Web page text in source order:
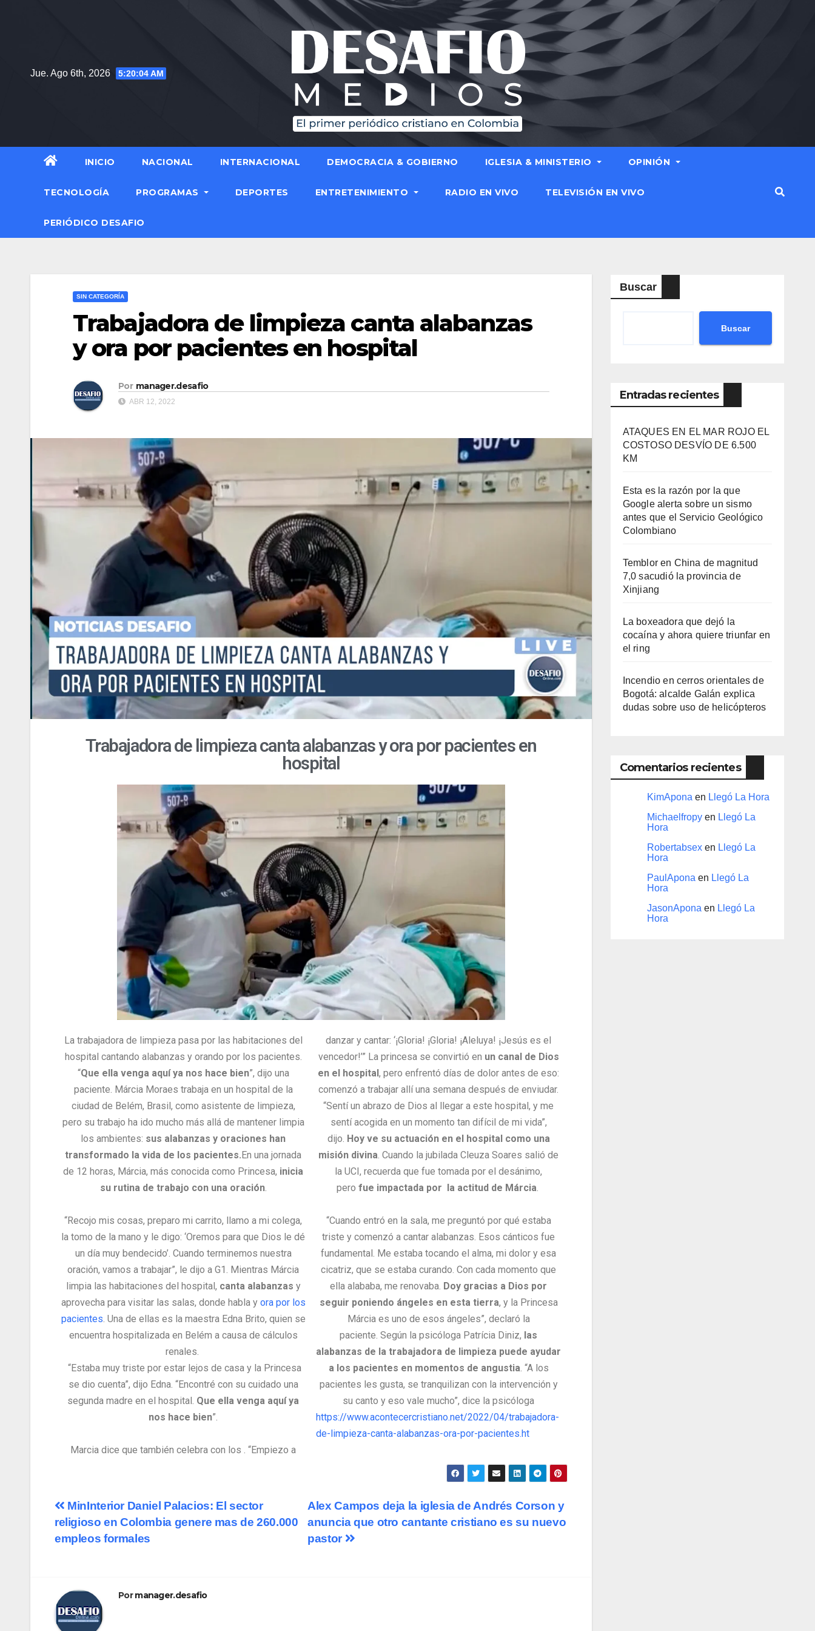
Jue. Ago 6th, 2026 5:20:05 AM
INICIO NACIONAL INTERNACIONAL DEMOCRACIA & GOBIERNO IGLESIA & MINISTERIO OPINIÓN
TECNOLOGÍA PROGRAMAS DEPORTES ENTRETENIMIENTO RADIO EN VIVO TELEVISIÓN EN VIVO
PERIÓDICO DESAFIO
SIN CATEGORÍA
Trabajadora de limpieza canta alabanzas
y ora por pacientes en hospital
Por manager.desafio
ABR 12, 2022
Trabajadora de limpieza canta alabanzas y ora por pacientes en
hospital
La trabajadora de limpieza pasa por las habitaciones del
hospital cantando alabanzas y orando por los pacientes.
“Que ella venga aquí ya nos hace bien”, dijo una
paciente. Márcia Moraes trabaja en un hospital de la
ciudad de Belém, Brasil, como asistente de limpieza,
pero su trabajo ha ido mucho más allá de mantener limpia
los ambientes: sus alabanzas y oraciones han
transformado la vida de los pacientes. En una jornada
de 12 horas, Márcia, más conocida como Princesa, inicia
su rutina de trabajo con una oración.
“Recojo mis cosas, preparo mi carrito, llamo a mi colega,
la tomo de la mano y le digo: ‘Oremos para que Dios le dé
un día muy bendecido’. Cuando terminemos nuestra
oración, vamos a trabajar”, le dijo a G1. Mientras Márcia
limpia las habitaciones del hospital, canta alabanzas y
aprovecha para visitar las salas, donde habla y ora por los
pacientes. Una de ellas es la maestra Edna Brito, quien se
encuentra hospitalizada en Belém a causa de cálculos
renales.
“Estaba muy triste por estar lejos de casa y la Princesa
se dio cuenta”, dijo Edna. “Encontré con su cuidado una
segunda madre en el hospital. Que ella venga aquí ya
nos hace bien”.
Marcia dice que también celebra con los. “Empiezo a
danzar y cantar: ‘¡Gloria! ¡Gloria! ¡Aleluya! ¡Jesús es el
vencedor!’” La princesa se convirtió en un canal de Dios
en el hospital, pero enfrentó días de dolor antes de eso:
comenzó a trabajar allí una semana después de enviudar.
“Sentí un abrazo de Dios al llegar a este hospital, y me
sentí acogida en un momento tan difícil de mi vida”,
dijo. Hoy ve su actuación en el hospital como una
misión divina. Cuando la jubilada Cleuza Soares salió de
la UCI, recuerda que fue tomada por el desánimo,
pero fue impactada por la actitud de Márcia.
“Cuando entró en la sala, me preguntó por qué estaba
triste y comenzó a cantar alabanzas. Esos cánticos fue
fundamental. Me estaba tocando el alma, mi dolor y esa
cicatriz, que se estaba curando. Con cada momento que
ella alababa, me renovaba. Doy gracias a Dios por
seguir poniendo ángeles en esta tierra, y la Princesa
Márcia es uno de esos ángeles”, declaró la
paciente.Según la psicóloga Patrícia Diniz, las
alabanzas de la trabajadora de limpieza puede ayudar
a los pacientes en momentos de angustia. “A los
pacientes les gusta, se tranquilizan con la intervención y
su canto y eso vale mucho”, dice la psicóloga
https://www.acontecercristiano.net/2022/04/trabajadora-
de-limpieza-canta-alabanzas-ora-por-pacientes.ht
Alex Campos deja la iglesia de Andrés Corson y
anuncia que otro cantante cristiano es su nuevo
pastor
MinInterior Daniel Palacios: El sector
religioso en Colombia genere mas de 260.000
empleos formales
Pormanager.desafio
Buscar
Buscar
Entradas recientes
ATAQUES EN EL MAR ROJO EL
COSTOSO DESVÍO DE 6.500
KM
Esta es la razón por la que
Google alerta sobre un sismo
antes que el Servicio Geológico
Colombiano
Temblor en China de magnitud
7,0 sacudió la provincia de
Xinjiang
La boxeadora que dejó la
cocaína y ahora quiere triunfar en
el ring​
Incendio en cerros orientales de
Bogotá: alcalde Galán explica
dudas sobre uso de helicópteros
Comentarios recientes
KimAponaen Llegó La Hora
Michaelfropyen Llegó La
Hora
Robertabsexen Llegó La
Hora
PaulAponaen Llegó La
Hora
JasonAponaen Llegó La
Hora